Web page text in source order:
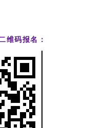
维码报名：